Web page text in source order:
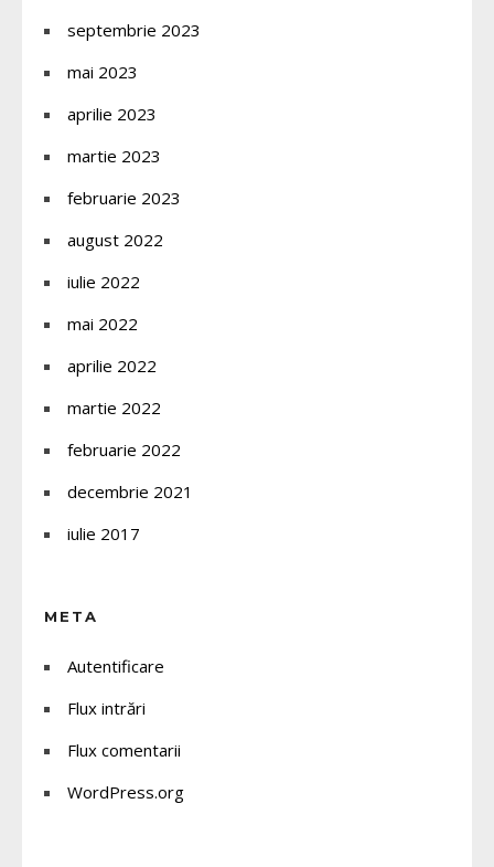
septembrie 2023
mai 2023
aprilie 2023
martie 2023
februarie 2023
august 2022
iulie 2022
mai 2022
aprilie 2022
martie 2022
februarie 2022
decembrie 2021
iulie 2017
META
Autentificare
Flux intrări
Flux comentarii
WordPress.org